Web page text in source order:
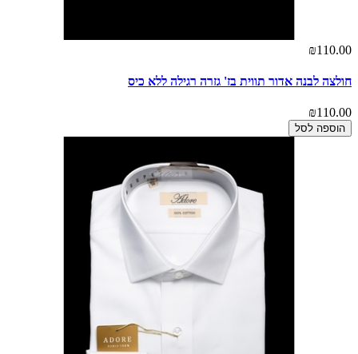
₪110.00
חולצה לבנה אדור תווית בז' גזרה רגילה ללא כיס
₪110.00
הוספה לסל